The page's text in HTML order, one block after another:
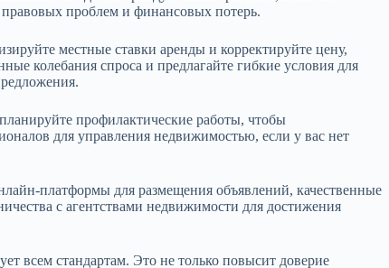
правовых проблем и финансовых потерь.
местные ставки аренды и корректируйте цену,
колебания спроса и предлагайте гибкие условия для
профилактические работы, чтобы
для управления недвижимостью, если у вас нет
платформы для размещения объявлений, качественные
с агентствами недвижимости для достижения
всем стандартам. Это не только повысит доверие